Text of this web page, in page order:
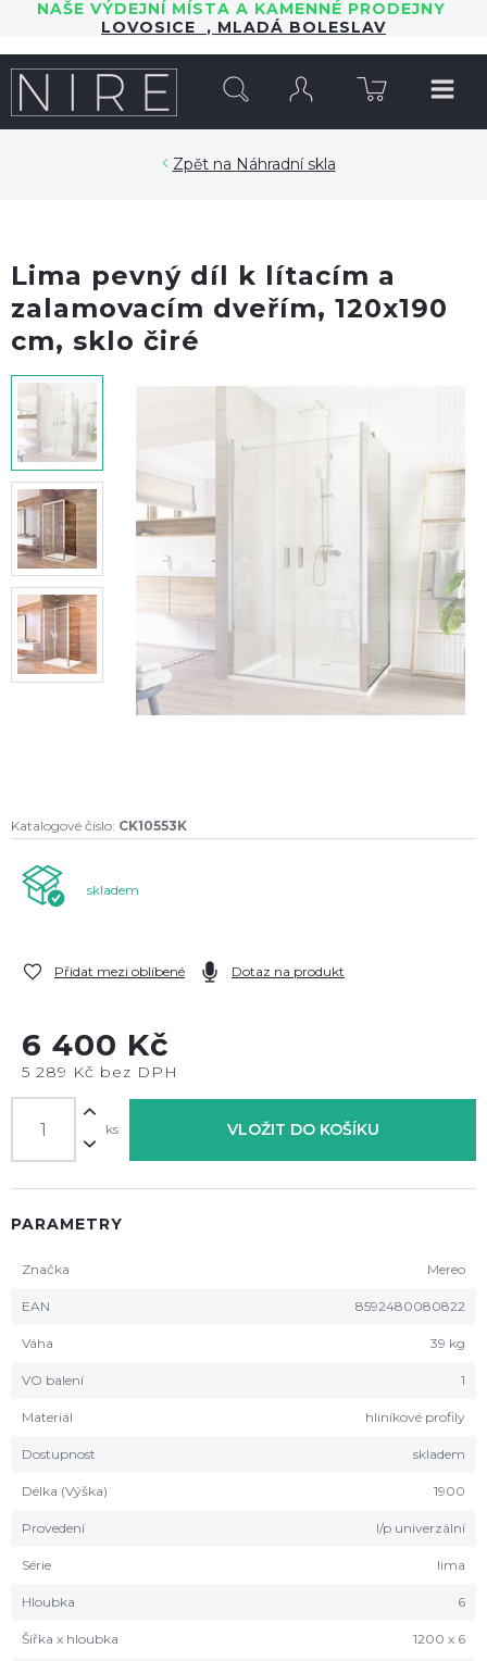
NAŠE VÝDEJNÍ MÍSTA A KAMENNÉ PRODEJNY
LOVOSICE , MLADÁ BOLESLAV
Náhradní skla
Lima pevný díl k lítacím a
zalamovacím dveřím, 120x190
cm, sklo čiré
Katalogové číslo: CK10553K
skladem
Přidat mezi oblíbené Dotaz na produkt
6 400 Kč
5 289 Kč bez DPH
ks VLOŽIT DO KOŠÍKU
PARAMETRY
Značka Mereo
EAN 8592480080822
Váha 39 kg
VO balení 1
Materiál hliníkové profily
Dostupnost skladem
Délka (Výška) 1900
Provedení l/p univerzální
Série lima
Hloubka 6
Šířka x hloubka 1200 x 6